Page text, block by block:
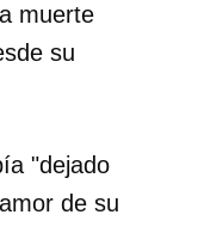
muerte
su
"dejado
de su